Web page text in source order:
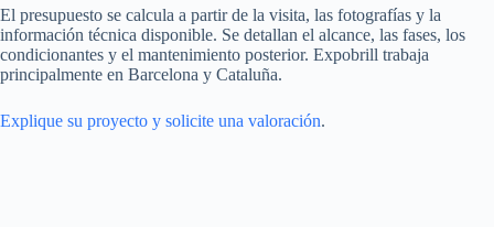
El presupuesto se calcula a partir de la visita, las fotografías y la
información técnica disponible. Se detallan el alcance, las fases, los
condicionantes y el mantenimiento posterior. Expobrill trabaja
principalmente en Barcelona y Cataluña.
Explique su proyecto y solicite una valoración.